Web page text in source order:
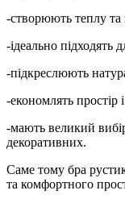
-створюють теплу
-ідеально підходять
-підкреслюють
-економлять простір
-мають великий
декоративних.
Саме тому бра
та комфортного